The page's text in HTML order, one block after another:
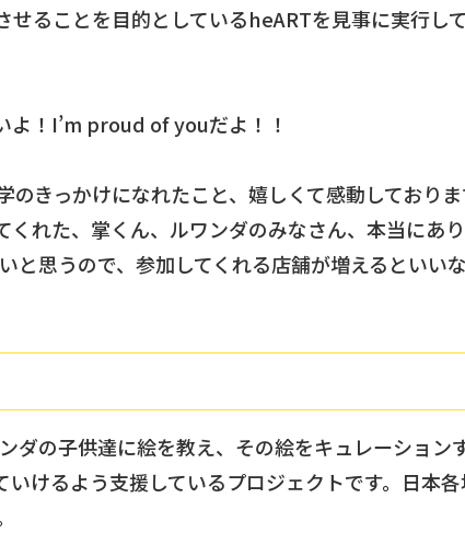
ることを目的としているheARTを見事に実行して
よ！I’m proud of youだよ！！
きっかけになれたこと、嬉しくて感動しておりま
れた、掌くん、ルワンダのみなさん、本当にあり
と思うので、参加してくれる店舗が増えるといい
ダの子供達に絵を教え、その絵をキュレーション
けるよう支援しているプロジェクトです。日本